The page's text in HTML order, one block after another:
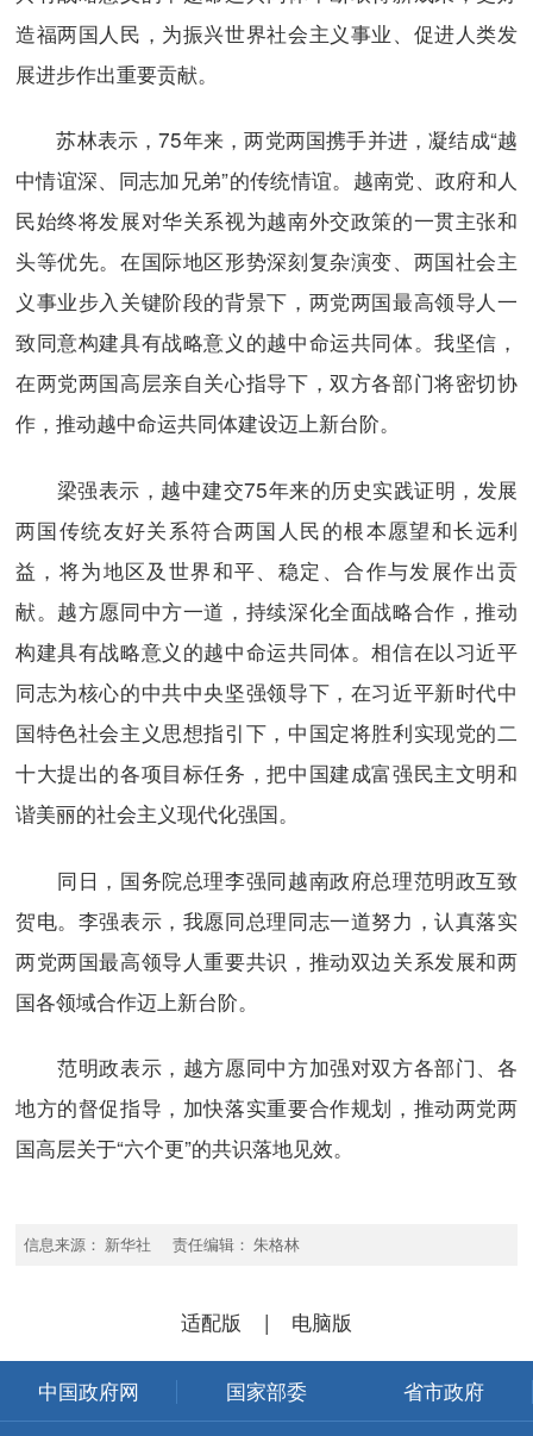
造福两国人民，为振兴世界社会主义事业、促进人类发
展进步作出重要贡献。
苏林表示，75年来，两党两国携手并进，凝结成“越
中情谊深、同志加兄弟”的传统情谊。越南党、政府和人
民始终将发展对华关系视为越南外交政策的一贯主张和
头等优先。在国际地区形势深刻复杂演变、两国社会主
义事业步入关键阶段的背景下，两党两国最高领导人一
致同意构建具有战略意义的越中命运共同体。我坚信，
在两党两国高层亲自关心指导下，双方各部门将密切协
作，推动越中命运共同体建设迈上新台阶。
梁强表示，越中建交75年来的历史实践证明，发展
两国传统友好关系符合两国人民的根本愿望和长远利
益，将为地区及世界和平、稳定、合作与发展作出贡
献。越方愿同中方一道，持续深化全面战略合作，推动
构建具有战略意义的越中命运共同体。相信在以习近平
同志为核心的中共中央坚强领导下，在习近平新时代中
国特色社会主义思想指引下，中国定将胜利实现党的二
十大提出的各项目标任务，把中国建成富强民主文明和
谐美丽的社会主义现代化强国。
同日，国务院总理李强同越南政府总理范明政互致
贺电。李强表示，我愿同总理同志一道努力，认真落实
两党两国最高领导人重要共识，推动双边关系发展和两
国各领域合作迈上新台阶。
范明政表示，越方愿同中方加强对双方各部门、各
地方的督促指导，加快落实重要合作规划，推动两党两
国高层关于“六个更”的共识落地见效。
信息来源： 新华社 责任编辑： 朱格林
适配版 | 电脑版
中国政府网 国家部委 省市政府